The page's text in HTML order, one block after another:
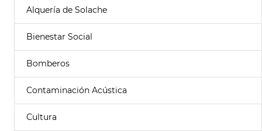
Alquería de Solache
Bienestar Social
Bomberos
Contaminación Acústica
Cultura